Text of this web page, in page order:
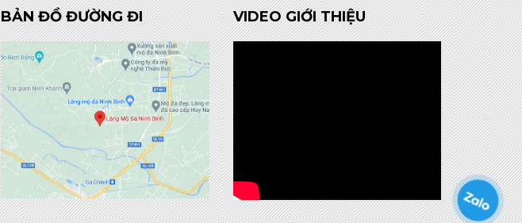
BẢN ĐỒ ĐƯỜNG ĐI VIDEO GIỚI THIỆU